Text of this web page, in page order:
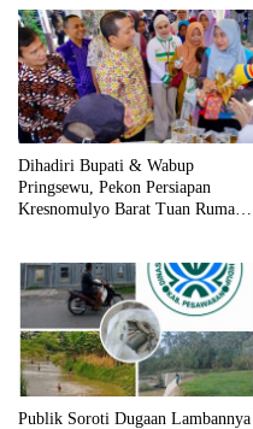
Dihadiri Bupati & Wabup
Pringsewu, Pekon Persiapan
Kresnomulyo Barat Tuan Rumah
Publik Soroti Dugaan Lambannya